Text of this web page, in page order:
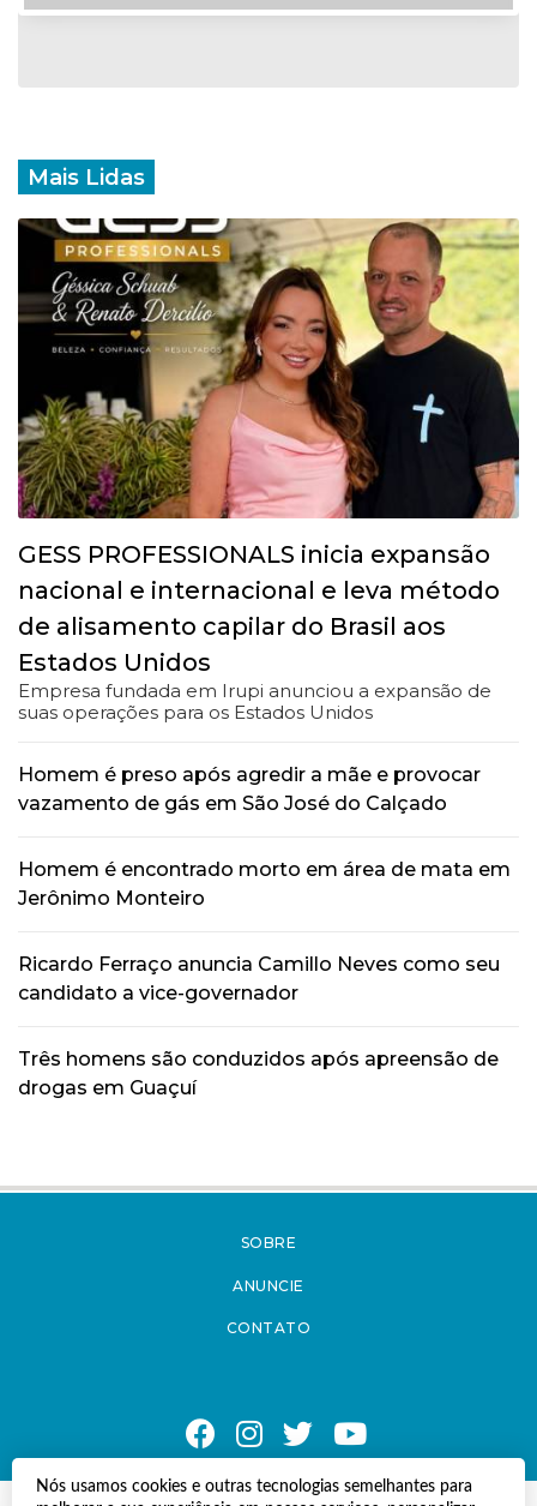
Nós usamos cookies e outras tecnologias semelhantes para
Mais Lidas
GESS PROFESSIONALS inicia expansão
nacional e internacional e leva método
de alisamento capilar do Brasil aos
Estados Unidos
Empresa fundada em Irupi anunciou a expansão de
suas operações para os Estados Unidos
Homem é preso após agredir a mãe e provocar
vazamento de gás em São José do Calçado
Homem é encontrado morto em área de mata em
Jerônimo Monteiro
Ricardo Ferraço anuncia Camillo Neves como seu
candidato a vice-governador
Três homens são conduzidos após apreensão de
drogas em Guaçuí
SOBRE
ANUNCIE
CONTATO